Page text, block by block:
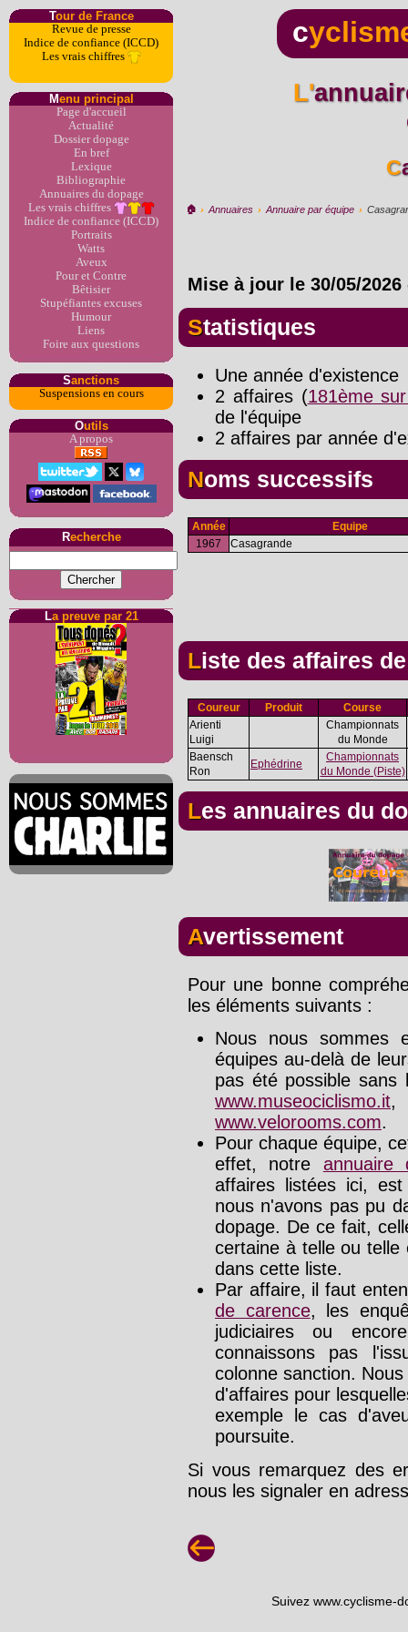
Tour de France
Revue de presse
Indice de confiance (ICCD)
Les vrais chiffres
Menu principal
Page d'accueil
Actualité
Dossier dopage
En bref
Lexique
Bibliographie
Annuaires du dopage
Les vrais chiffres
Indice de confiance (ICCD)
Portraits
Watts
Aveux
Pour et Contre
Bêtisier
Stupéfiantes excuses
Humour
Liens
Foire aux questions
Sanctions
Suspensions en cours
Outils
A propos
Recherche
La preuve par 21
c
L'annuaire du dopage par
🏠︎ › Annuaires › Annuaire par équipe ›
Mise à jour le 30/05/2026
Statistiques
Une année d'existence
2 affaires (181ème
de l'équipe
2 affaires par année
Noms successifs
Année
Equipe
1967
Casagrande
Liste des affaires
Coureur Produit
Course
Arienti
Luigi
Championnats
du Monde
Baensch
Ron
Ephédrine
Championnats
du Monde (Piste)
Les annuaires du
Avertissement
Pour une bonne
les éléments suivants :
Nous nous sommes
équipes au-delà de
pas été possible sans
www.museociclismo.it
www.velorooms.com.
Pour chaque équipe,
effet, notre annuaire
affaires listées ici,
nous n'avons pas pu
dopage. De ce fait,
certaine à telle ou telle
dans cette liste.
Par affaire, il faut
de carence, les
judiciaires ou
connaissons pas
colonne sanction.
d'affaires pour
exemple le cas
poursuite.
Si vous remarquez des
nous les signaler en
Suivez www.cyclisme-